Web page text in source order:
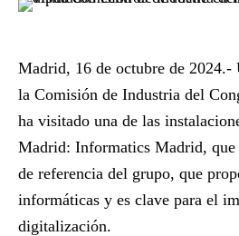
Madrid, 16 de octubre de 2024.-
la Comisión de Industria del
ha visitado una de las
Madrid: Informatics Madrid, que
de referencia del grupo, que
informáticas y es clave para el
digitalización.